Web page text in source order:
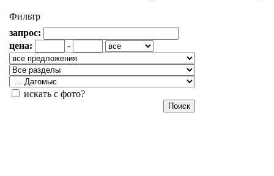
Фильтр
запрос:
цена:
-
искать с фото?